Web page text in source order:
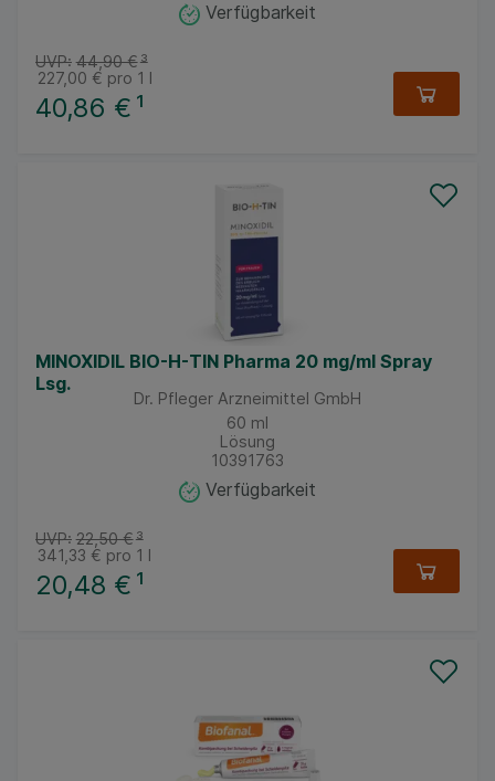
Verfügbarkeit
40,86 € ¹
UVP: 44,90 €³
227,00 € pro 1 l
MINOXIDIL BIO-H-TIN Pharma 20 mg/ml Spray
Lsg.
Dr. Pfleger Arzneimittel GmbH
60 ml
Lösung
10391763
Verfügbarkeit
20,48 € ¹
UVP: 22,50 €³
341,33 € pro 1 l